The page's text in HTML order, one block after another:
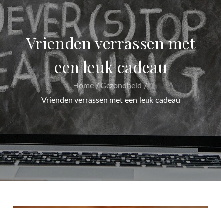
Vrienden verrassen met
een leuk cadeau
Home
Gezondheid
Vrienden verrassen met een leuk cadeau